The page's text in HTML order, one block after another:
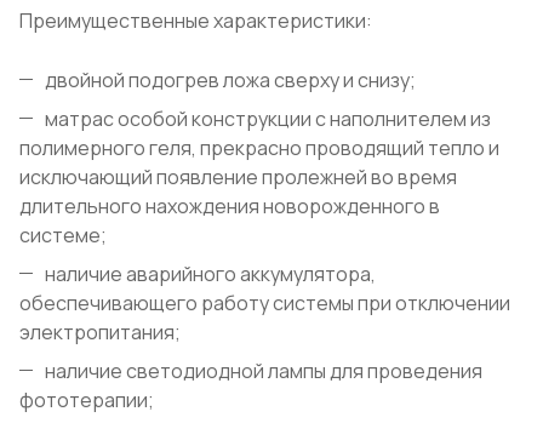
Преимущественные характеристики:
двойной подогрев ложа сверху и снизу;
матрас особой конструкции с наполнителем из
полимерного геля, прекрасно проводящий тепло и
исключающий появление пролежней во время
длительного нахождения новорожденного в
системе;
наличие аварийного аккумулятора,
обеспечивающего работу системы при отключении
электропитания;
наличие светодиодной лампы для проведения
фототерапии;